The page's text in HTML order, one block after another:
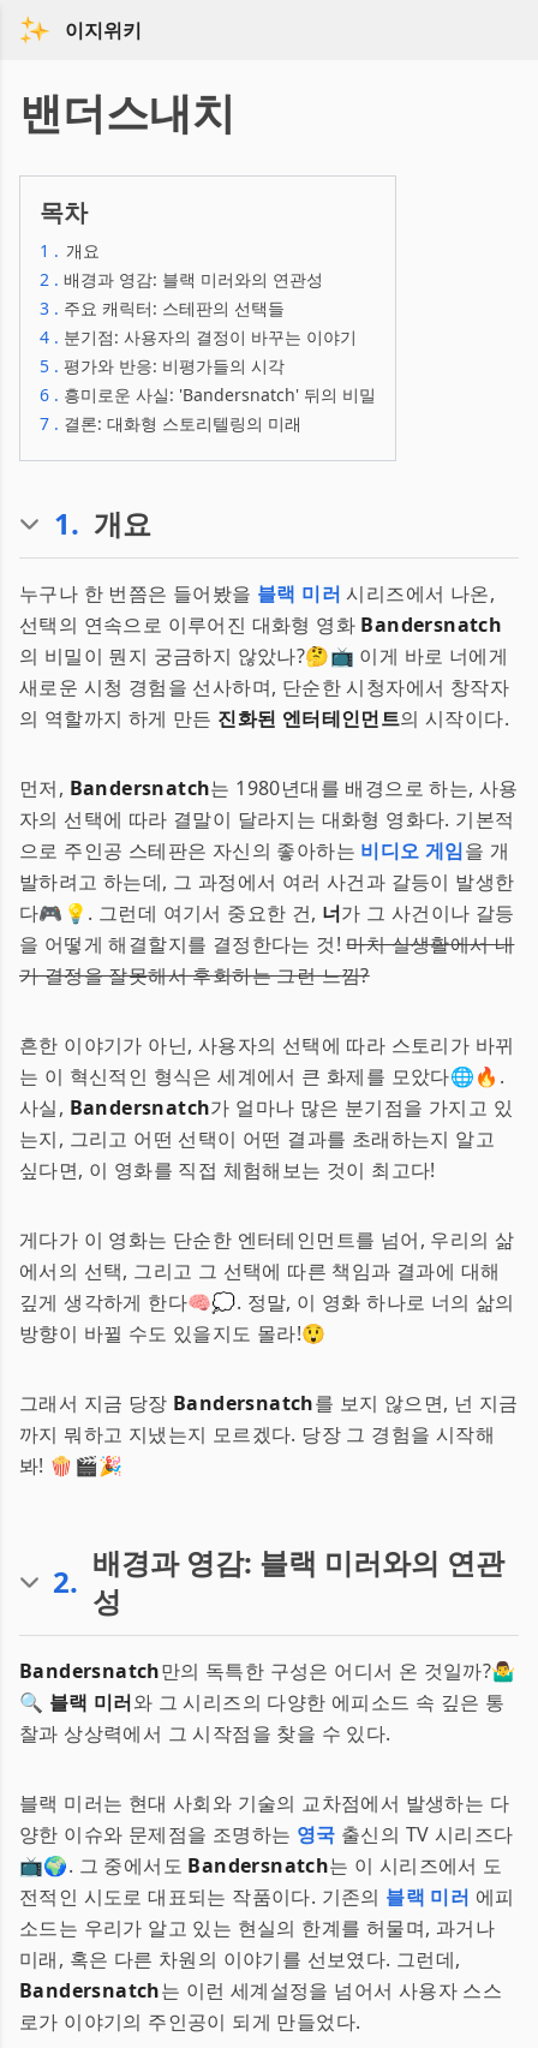
이지위키
밴더스내치
목차
1 . 개요
2 . 배경과 영감: 블랙 미러와의 연관성
3 . 주요 캐릭터: 스테판의 선택들
4 . 분기점: 사용자의 결정이 바꾸는 이야기
5 . 평가와 반응: 비평가들의 시각
6 . 흥미로운 사실: 'Bandersnatch' 뒤의 비밀
7 . 결론: 대화형 스토리텔링의 미래
1. 개요
누구나 한 번쯤은 들어봤을 블랙 미러 시리즈에서 나온,
선택의 연속으로 이루어진 대화형 영화 Bandersnatch
의 비밀이 뭔지 궁금하지 않았나?🤔📺 이게 바로 너에게
새로운 시청 경험을 선사하며, 단순한 시청자에서 창작자
의 역할까지 하게 만든 진화된 엔터테인먼트의 시작이다.
먼저, Bandersnatch는 1980년대를 배경으로 하는, 사용
자의 선택에 따라 결말이 달라지는 대화형 영화다. 기본적
으로 주인공 스테판은 자신의 좋아하는 비디오 게임을 개
발하려고 하는데, 그 과정에서 여러 사건과 갈등이 발생한
다🎮💡. 그런데 여기서 중요한 건, 너가 그 사건이나 갈등
을 어떻게 해결할지를 결정한다는 것!마치 실생활에서 내
가 결정을 잘못해서 후회하는 그런 느낌?
흔한 이야기가 아닌, 사용자의 선택에 따라 스토리가 바뀌
는 이 혁신적인 형식은 세계에서 큰 화제를 모았다🌐🔥.
사실, Bandersnatch가 얼마나 많은 분기점을 가지고 있
는지, 그리고 어떤 선택이 어떤 결과를 초래하는지 알고
싶다면, 이 영화를 직접 체험해보는 것이 최고다!
게다가 이 영화는 단순한 엔터테인먼트를 넘어, 우리의 삶
에서의 선택, 그리고 그 선택에 따른 책임과 결과에 대해
깊게 생각하게 한다🧠💭. 정말, 이 영화 하나로 너의 삶의
방향이 바뀔 수도 있을지도 몰라!😲
그래서 지금 당장 Bandersnatch를 보지 않으면, 넌 지금
까지 뭐하고 지냈는지 모르겠다. 당장 그 경험을 시작해
봐! 🍿🎬🎉
2. 배경과 영감: 블랙 미러와의 연관
성
Bandersnatch만의 독특한 구성은 어디서 온 것일까?🤷‍♂️
🔍 블랙 미러와 그 시리즈의 다양한 에피소드 속 깊은 통
찰과 상상력에서 그 시작점을 찾을 수 있다.
블랙 미러는 현대 사회와 기술의 교차점에서 발생하는 다
양한 이슈와 문제점을 조명하는 영국 출신의 TV 시리즈다
📺🌍. 그 중에서도 Bandersnatch는 이 시리즈에서 도
전적인 시도로 대표되는 작품이다. 기존의 블랙 미러 에피
소드는 우리가 알고 있는 현실의 한계를 허물며, 과거나
미래, 혹은 다른 차원의 이야기를 선보였다. 그런데,
Bandersnatch는 이런 세계설정을 넘어서 사용자 스스
로가 이야기의 주인공이 되게 만들었다.